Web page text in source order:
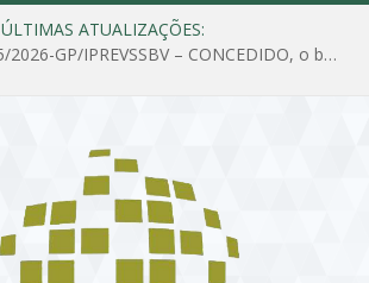
ÚLTIMAS ATUALIZAÇÕES:
PORTARIA Nº 025/2026-GP/IPREVSSBV – CONCEDIDO, o benefício de PENSÃO a MARIA ESTELA DOS SANTOS SOUZA